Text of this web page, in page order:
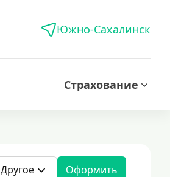
Южно-Сахалинск
Страхование
Другое Оформить